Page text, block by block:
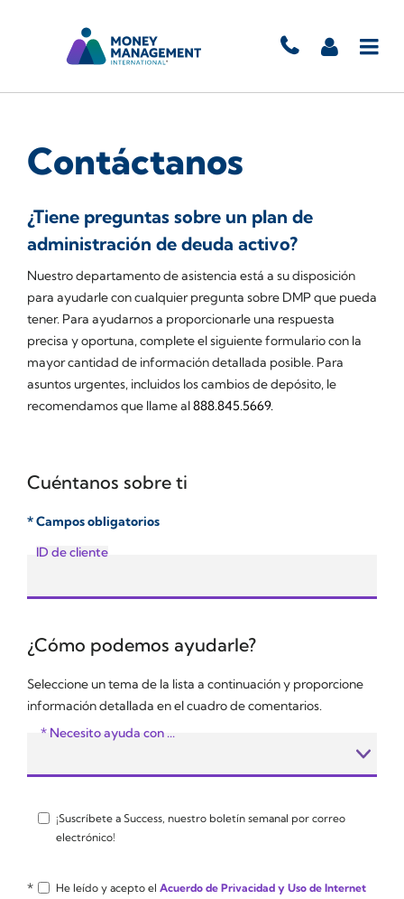
Contáctanos
¿Tiene preguntas sobre un plan de
administración de deuda activo?
Nuestro departamento de asistencia está a su disposición
para ayudarle con cualquier pregunta sobre DMP que pueda
tener. Para ayudarnos a proporcionarle una respuesta
precisa y oportuna, complete el siguiente formulario con la
mayor cantidad de información detallada posible. Para
asuntos urgentes, incluidos los cambios de depósito, le
recomendamos que llame al888.845.5669.
Cuéntanos sobre ti
* Campos obligatorios
ID de cliente
¿Cómo podemos ayudarle?
Seleccione un tema de la lista a continuación y proporcione
información detallada en el cuadro de comentarios.
* Necesito ayuda con ...
¡Suscríbete a Success, nuestro boletín semanal por correo
electrónico!
* He leído y acepto el Acuerdo de Privacidad y Uso de Internet